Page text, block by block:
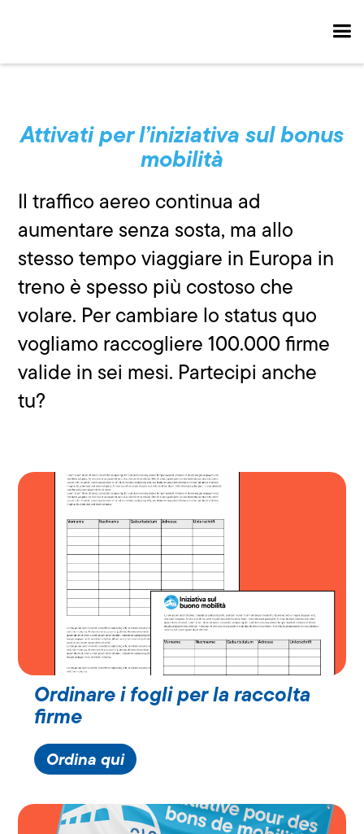
Attivati per l’iniziativa sul bonus
mobilità
Il traffico aereo continua ad
aumentare senza sosta, ma allo
stesso tempo viaggiare in Europa in
treno è spesso più costoso che
volare. Per cambiare lo status quo
vogliamo raccogliere 100.000 firme
valide in sei mesi. Partecipi anche
tu?
Ordinare i fogli per la raccolta
firme
Ordina qui